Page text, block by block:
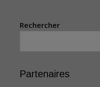
Rechercher
Partenaires